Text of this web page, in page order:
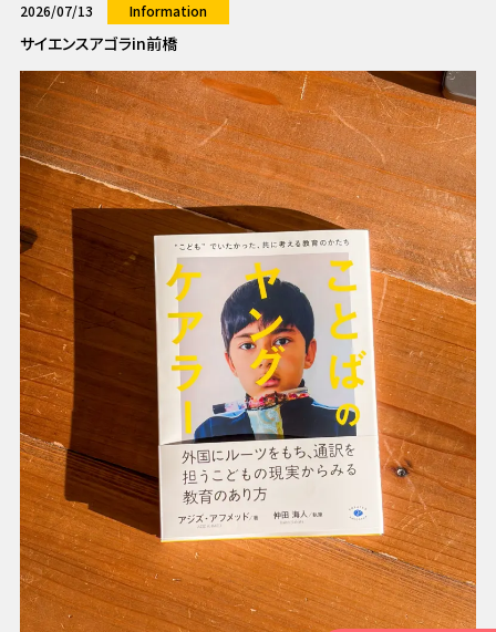
2026/07/13 Information
サイエンスアゴラin前橋